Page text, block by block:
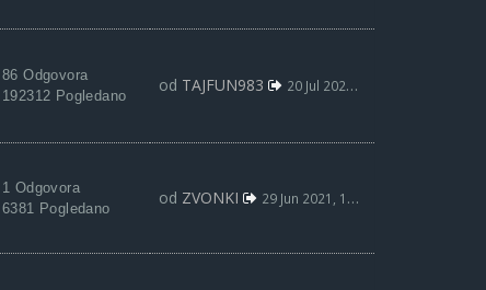
86 Odgovora
192312 Pogledano
od TAJFUN983 20 Jul 2021, 22:05
1 Odgovora
6381 Pogledano
od ZVONKI 29 Jun 2021, 12:14